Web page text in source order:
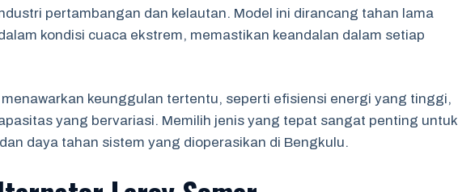
pertambangan dan kelautan. Model ini dirancang tahan lama
kondisi cuaca ekstrem, memastikan keandalan dalam setiap
keunggulan tertentu, seperti efisiensi energi yang tinggi,
yang bervariasi. Memilih jenis yang tepat sangat penting untuk
daya tahan sistem yang dioperasikan di Bengkulu.